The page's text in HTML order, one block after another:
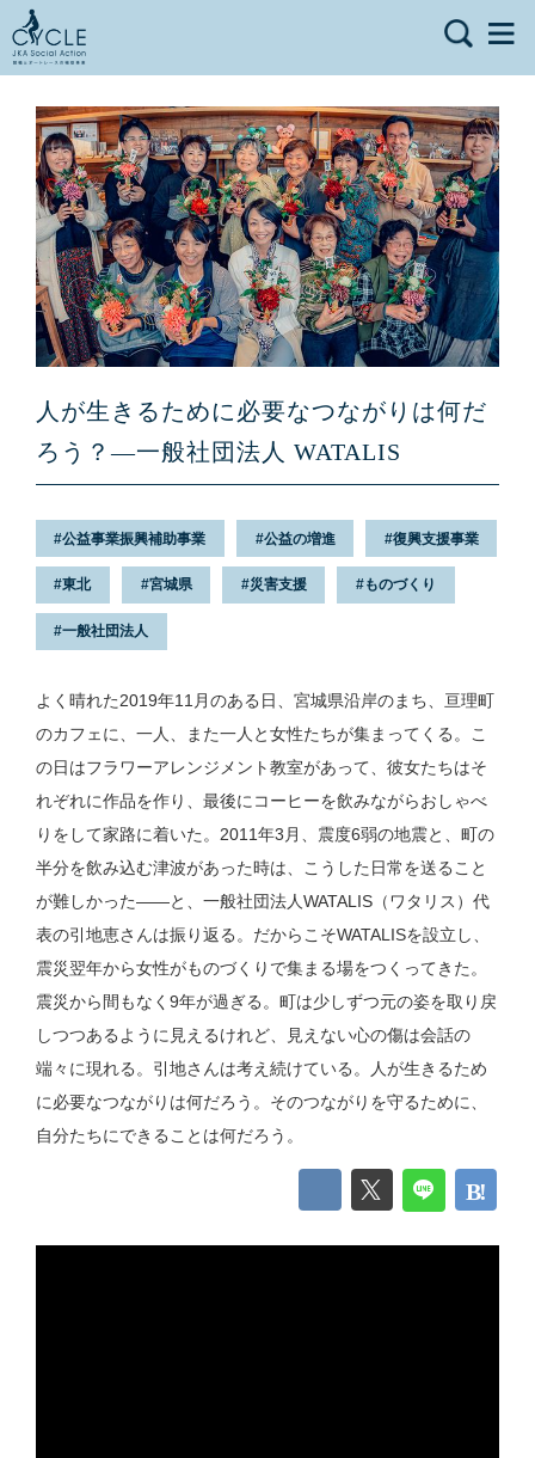
人が生きるために必要なつながりは何だ
ろう？—一般社団法人 WATALIS
公益事業振興補助事業 公益の増進 復興支援事業
東北 宮城県 災害支援 ものづくり
一般社団法人
よく晴れた2019年11月のある日、宮城県沿岸のまち、亘理町
のカフェに、一人、また一人と女性たちが集まってくる。こ
の日はフラワーアレンジメント教室があって、彼女たちはそ
れぞれに作品を作り、最後にコーヒーを飲みながらおしゃべ
りをして家路に着いた。2011年3月、震度6弱の地震と、町の
半分を飲み込む津波があった時は、こうした日常を送ること
が難しかった——と、一般社団法人WATALIS（ワタリス）代
表の引地恵さんは振り返る。だからこそWATALISを設立し、
震災翌年から女性がものづくりで集まる場をつくってきた。
震災から間もなく9年が過ぎる。町は少しずつ元の姿を取り戻
しつつあるように見えるけれど、見えない心の傷は会話の
端々に現れる。引地さんは考え続けている。人が生きるため
に必要なつながりは何だろう。そのつながりを守るために、
自分たちにできることは何だろう。